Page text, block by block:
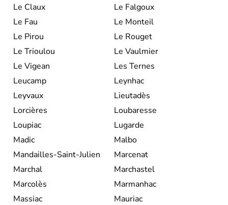
Le Claux
Le Falgoux
Le Fau
Le Monteil
Le Pirou
Le Rouget
Le Trioulou
Le Vaulmier
Le Vigean
Les Ternes
Leucamp
Leynhac
Leyvaux
Lieutadès
Lorcières
Loubaresse
Loupiac
Lugarde
Madic
Malbo
Mandailles-Saint-Julien
Marcenat
Marchal
Marchastel
Marcolès
Marmanhac
Massiac
Mauriac